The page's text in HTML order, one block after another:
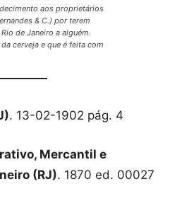
aos proprietários
& C.) por terem
de Janeiro a alguém.
cerveja e que é feita com
. 13-02-1902 pág. 4
Mercantil e
(RJ). 1870 ed. 00027